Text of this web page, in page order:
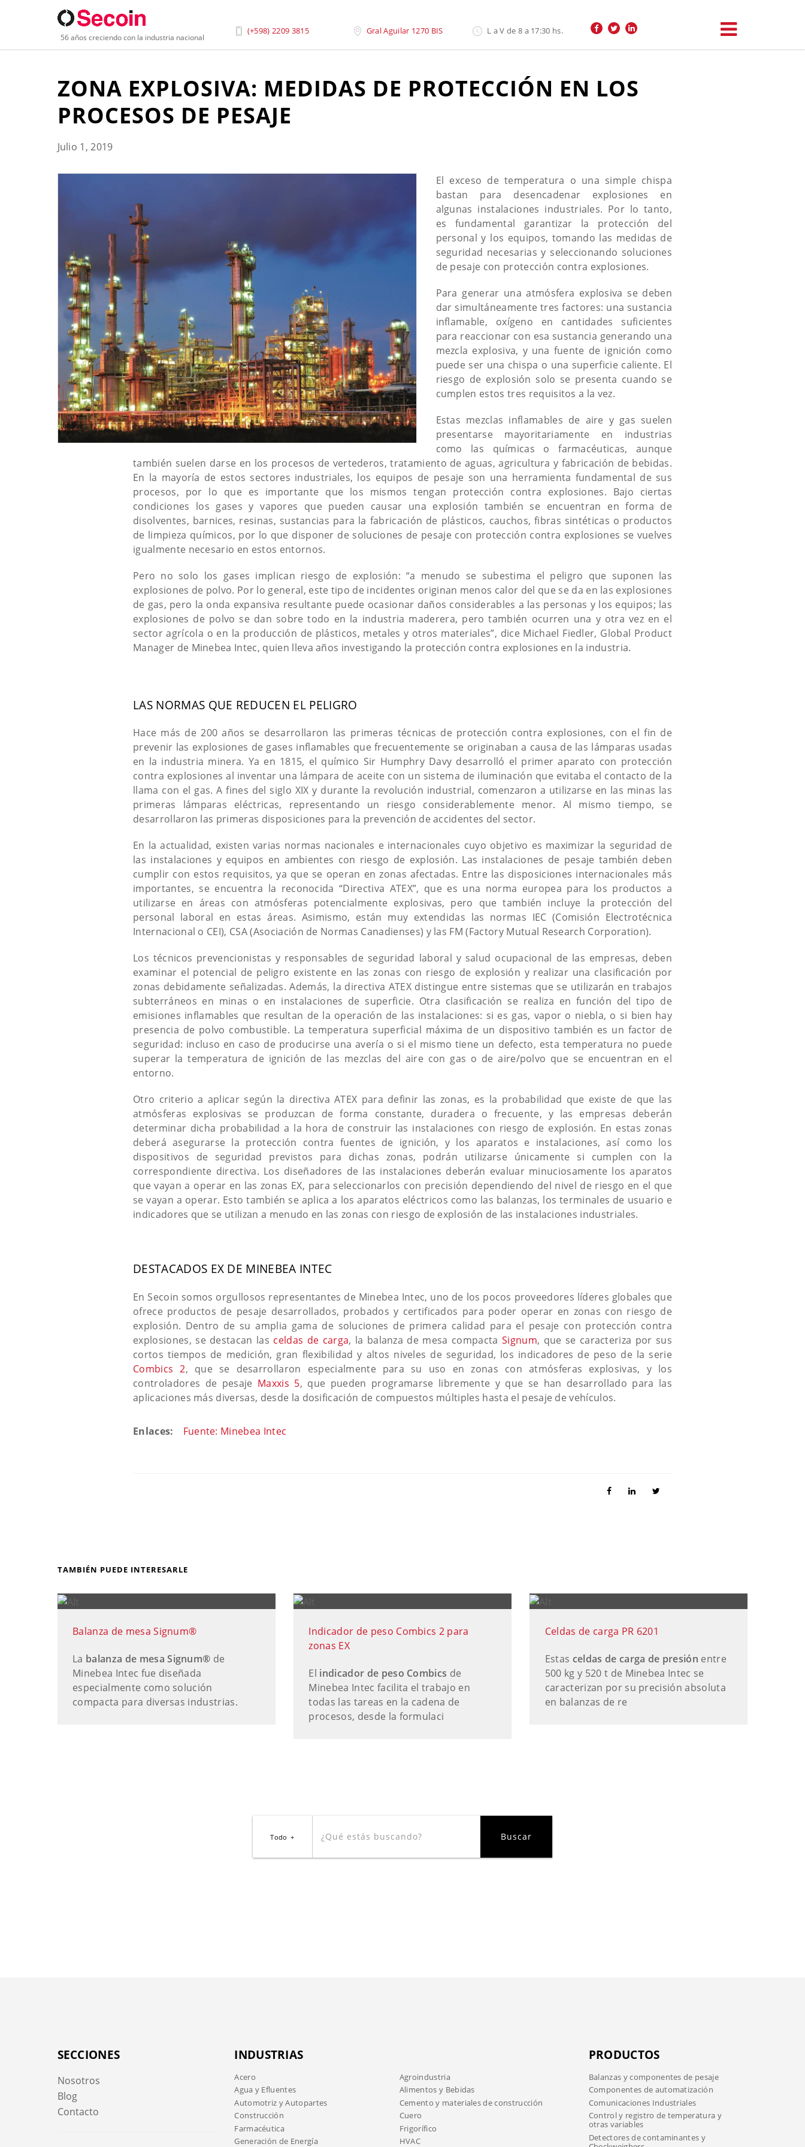
56 años creciendo con la industria nacional
(+598) 2209 3815 Gral Aguilar 1270 BIS L a V de 8 a 17:30 hs.
Inicio » Blog » Zona Explosiva Medidas de Protección En Los Procesos de Pesaje
ZONA EXPLOSIVA: MEDIDAS DE PROTECCIÓN EN LOS
PROCESOS DE PESAJE
Julio 1, 2019
El exceso de temperatura o una simple chispa
bastan para desencadenar explosiones en
algunas instalaciones industriales. Por lo tanto,
es fundamental garantizar la protección del
personal y los equipos, tomando las medidas de
seguridad necesarias y seleccionando soluciones
de pesaje con protección contra explosiones.
Para generar una atmósfera explosiva se deben
dar simultáneamente tres factores: una sustancia
inflamable, oxígeno en cantidades suficientes
para reaccionar con esa sustancia generando una
mezcla explosiva, y una fuente de ignición como
puede ser una chispa o una superficie caliente. El
riesgo de explosión solo se presenta cuando se
cumplen estos tres requisitos a la vez.
Estas mezclas inflamables de aire y gas suelen
presentarse mayoritariamente en industrias
como las químicas o farmacéuticas, aunque
también suelen darse en los procesos de vertederos, tratamiento de aguas, agricultura y fabricación de bebidas.
En la mayoría de estos sectores industriales, los equipos de pesaje son una herramienta fundamental de sus
procesos, por lo que es importante que los mismos tengan protección contra explosiones. Bajo ciertas
condiciones los gases y vapores que pueden causar una explosión también se encuentran en forma de
disolventes, barnices, resinas, sustancias para la fabricación de plásticos, cauchos, fibras sintéticas o productos
de limpieza químicos, por lo que disponer de soluciones de pesaje con protección contra explosiones se vuelves
igualmente necesario en estos entornos.
Pero no solo los gases implican riesgo de explosión: “a menudo se subestima el peligro que suponen las
explosiones de polvo. Por lo general, este tipo de incidentes originan menos calor del que se da en las explosiones
de gas, pero la onda expansiva resultante puede ocasionar daños considerables a las personas y los equipos; las
explosiones de polvo se dan sobre todo en la industria maderera, pero también ocurren una y otra vez en el
sector agrícola o en la producción de plásticos, metales y otros materiales”, dice Michael Fiedler, Global Product
Manager de Minebea Intec, quien lleva años investigando la protección contra explosiones en la industria.
LAS NORMAS QUE REDUCEN EL PELIGRO
Hace más de 200 años se desarrollaron las primeras técnicas de protección contra explosiones, con el fin de
prevenir las explosiones de gases inflamables que frecuentemente se originaban a causa de las lámparas usadas
en la industria minera. Ya en 1815, el químico Sir Humphry Davy desarrolló el primer aparato con protección
contra explosiones al inventar una lámpara de aceite con un sistema de iluminación que evitaba el contacto de la
llama con el gas. A fines del siglo XIX y durante la revolución industrial, comenzaron a utilizarse en las minas las
primeras lámparas eléctricas, representando un riesgo considerablemente menor. Al mismo tiempo, se
desarrollaron las primeras disposiciones para la prevención de accidentes del sector.
En la actualidad, existen varias normas nacionales e internacionales cuyo objetivo es maximizar la seguridad de
las instalaciones y equipos en ambientes con riesgo de explosión. Las instalaciones de pesaje también deben
cumplir con estos requisitos, ya que se operan en zonas afectadas. Entre las disposiciones internacionales más
importantes, se encuentra la reconocida “Directiva ATEX”, que es una norma europea para los productos a
utilizarse en áreas con atmósferas potencialmente explosivas, pero que también incluye la protección del
personal laboral en estas áreas. Asimismo, están muy extendidas las normas IEC (Comisión Electrotécnica
Internacional o CEI), CSA (Asociación de Normas Canadienses) y las FM (Factory Mutual Research Corporation).
Los técnicos prevencionistas y responsables de seguridad laboral y salud ocupacional de las empresas, deben
examinar el potencial de peligro existente en las zonas con riesgo de explosión y realizar una clasificación por
zonas debidamente señalizadas. Además, la directiva ATEX distingue entre sistemas que se utilizarán en trabajos
subterráneos en minas o en instalaciones de superficie. Otra clasificación se realiza en función del tipo de
emisiones inflamables que resultan de la operación de las instalaciones: si es gas, vapor o niebla, o si bien hay
presencia de polvo combustible. La temperatura superficial máxima de un dispositivo también es un factor de
seguridad: incluso en caso de producirse una avería o si el mismo tiene un defecto, esta temperatura no puede
superar la temperatura de ignición de las mezclas del aire con gas o de aire/polvo que se encuentran en el
entorno.
Otro criterio a aplicar según la directiva ATEX para definir las zonas, es la probabilidad que existe de que las
atmósferas explosivas se produzcan de forma constante, duradera o frecuente, y las empresas deberán
determinar dicha probabilidad a la hora de construir las instalaciones con riesgo de explosión. En estas zonas
deberá asegurarse la protección contra fuentes de ignición, y los aparatos e instalaciones, así como los
dispositivos de seguridad previstos para dichas zonas, podrán utilizarse únicamente si cumplen con la
correspondiente directiva. Los diseñadores de las instalaciones deberán evaluar minuciosamente los aparatos
que vayan a operar en las zonas EX, para seleccionarlos con precisión dependiendo del nivel de riesgo en el que
se vayan a operar. Esto también se aplica a los aparatos eléctricos como las balanzas, los terminales de usuario e
indicadores que se utilizan a menudo en las zonas con riesgo de explosión de las instalaciones industriales.
DESTACADOS EX DE MINEBEA INTEC
En Secoin somos orgullosos representantes de Minebea Intec, uno de los pocos proveedores líderes globales que
ofrece productos de pesaje desarrollados, probados y certificados para poder operar en zonas con riesgo de
explosión. Dentro de su amplia gama de soluciones de primera calidad para el pesaje con protección contra
explosiones, se destacan las celdas de carga, la balanza de mesa compacta Signum, que se caracteriza por sus
cortos tiempos de medición, gran flexibilidad y altos niveles de seguridad, los indicadores de peso de la serie
Combics 2, que se desarrollaron especialmente para su uso en zonas con atmósferas explosivas, y los
controladores de pesaje Maxxis 5, que pueden programarse libremente y que se han desarrollado para las
aplicaciones más diversas, desde la dosificación de compuestos múltiples hasta el pesaje de vehículos.
Enlaces: Fuente: Minebea Intec
TAMBIÉN PUEDE INTERESARLE
Balanza de mesa Signum®
La balanza de mesa Signum® de
Minebea Intec fue diseñada
especialmente como solución
compacta para diversas industrias.
Indicador de peso Combics 2 para
zonas EX
El indicador de peso Combics de
Minebea Intec facilita el trabajo en
todas las tareas en la cadena de
procesos, desde la formulaci
Celdas de carga PR 6201
Estas celdas de carga de presión entre
500 kg y 520 t de Minebea Intec se
caracterizan por su precisión absoluta
en balanzas de re
Todo
SECCIONES
Nosotros
Blog
Contacto
INDUSTRIAS
Acero
Agroindustria
Agua y Efluentes
Alimentos y Bebidas
Automotriz y Autopartes
Cemento y materiales de construcción
Construcción
Cuero
Farmacéutica
Frigorífico
Generación de Energía
HVAC
PRODUCTOS
Balanzas y componentes de pesaje
Componentes de automatización
Comunicaciones Industriales
Control y registro de temperatura y
otras variables
Detectores de contaminantes y